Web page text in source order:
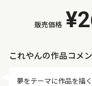
販売価格
これやんの作品コメ
夢をテーマに作品を描